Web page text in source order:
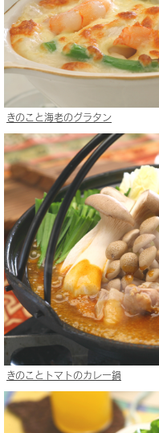
きのこと海老のグラタン
きのことトマトのカレー鍋